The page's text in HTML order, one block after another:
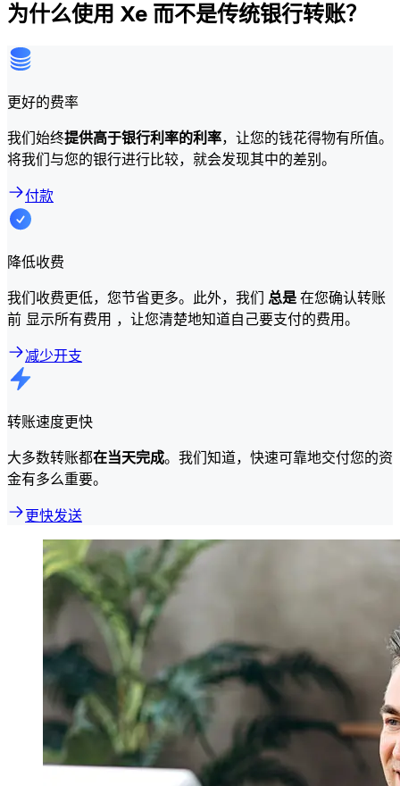
为什么使用 Xe 而不是传统银行转账？
更好的费率
我们始终提供高于银行利率的利率，让您的钱花得物有所值。
将我们与您的银行进行比较，就会发现其中的差别。
付款
降低收费
我们收费更低，您节省更多。此外，我们 总是在您确认转账
前 显示所有费用 ，让您清楚地知道自己要支付的费用。
减少开支
转账速度更快
大多数转账都在当天完成。我们知道，快速可靠地交付您的资
金有多么重要。
更快发送